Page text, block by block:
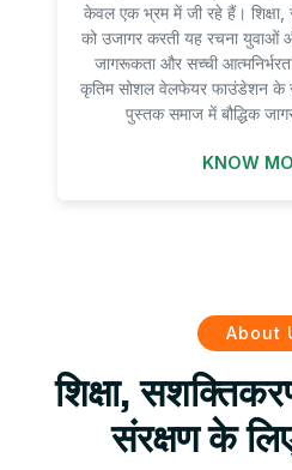
केवल एक भ्रम में जी रहे हैं। शिक्षा,
को उजागर करती यह रचना युवाओं
जागरूकता और सच्ची
कृतिम सोशल वेलफेयर फाउंडेशन के
पुस्तक समाज में बौद्धिक
KNOW
About
शिक्षा,
संरक्षण के